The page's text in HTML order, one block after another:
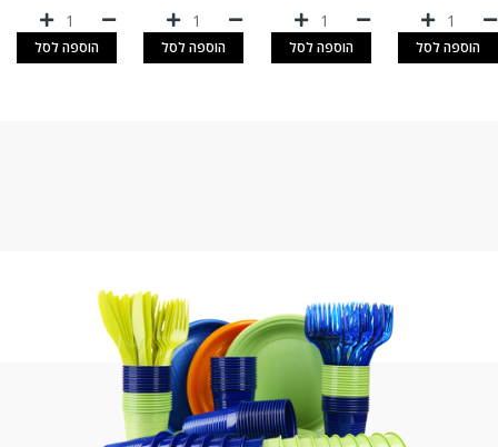
הוספה לסל הוספה לסל הוספה לסל הוספה לסל